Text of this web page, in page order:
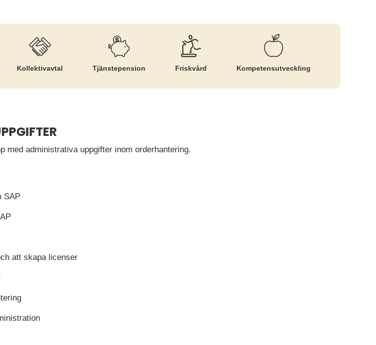
Kollektiv­avtal Tjänste­pension Friskvård Kompetens­utveckling
med administrativa uppgifter inom orderhantering.
SAP
att skapa licenser